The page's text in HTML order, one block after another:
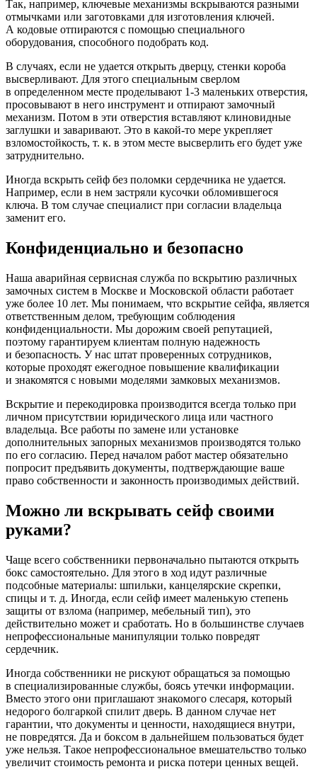
Так, например, ключевые механизмы вскрываются разными
отмычками или заготовками для изготовления ключей.
А кодовые отпираются с помощью специального
оборудования, способного подобрать код.
В случаях, если не удается открыть дверцу, стенки короба
высверливают. Для этого специальным сверлом
в определенном месте проделывают 1-3 маленьких отверстия,
просовывают в него инструмент и отпирают замочный
механизм. Потом в эти отверстия вставляют клиновидные
заглушки и заваривают. Это в какой-то мере укрепляет
взломостойкость, т. к. в этом месте высверлить его будет уже
затруднительно.
Иногда вскрыть сейф без поломки сердечника не удается.
Например, если в нем застряли кусочки обломившегося
ключа. В том случае специалист при согласии владельца
заменит его.
Конфиденциально и безопасно
Наша аварийная сервисная служба по вскрытию различных
замочных систем в Москве и Московской области работает
уже более 10 лет. Мы понимаем, что вскрытие сейфа, является
ответственным делом, требующим соблюдения
конфиденциальности. Мы дорожим своей репутацией,
поэтому гарантируем клиентам полную надежность
и безопасность. У нас штат проверенных сотрудников,
которые проходят ежегодное повышение квалификации
и знакомятся с новыми моделями замковых механизмов.
Вскрытие и перекодировка производится всегда только при
личном присутствии юридического лица или частного
владельца. Все работы по замене или установке
дополнительных запорных механизмов производятся только
по его согласию. Перед началом работ мастер обязательно
попросит предъявить документы, подтверждающие ваше
право собственности и законность производимых действий.
Можно ли вскрывать сейф своими
руками?
Чаще всего собственники первоначально пытаются открыть
бокс самостоятельно. Для этого в ход идут различные
подсобные материалы: шпильки, канцелярские скрепки,
спицы и т. д. Иногда, если сейф имеет маленькую степень
защиты от взлома (например, мебельный тип), это
действительно может и сработать. Но в большинстве случаев
непрофессиональные манипуляции только повредят
сердечник.
Иногда собственники не рискуют обращаться за помощью
в специализированные службы, боясь утечки информации.
Вместо этого они приглашают знакомого слесаря, который
недорого болгаркой спилит дверь. В данном случае нет
гарантии, что документы и ценности, находящиеся внутри,
не повредятся. Да и боксом в дальнейшем пользоваться будет
уже нельзя. Такое непрофессиональное вмешательство только
увеличит стоимость ремонта и риска потери ценных вещей.